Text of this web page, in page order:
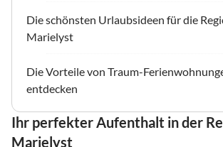
Die schönsten Urlaubsideen für die
Marielyst
Die Vorteile von Traum-
entdecken
Ihr perfekter Aufenthalt in der
Marielyst